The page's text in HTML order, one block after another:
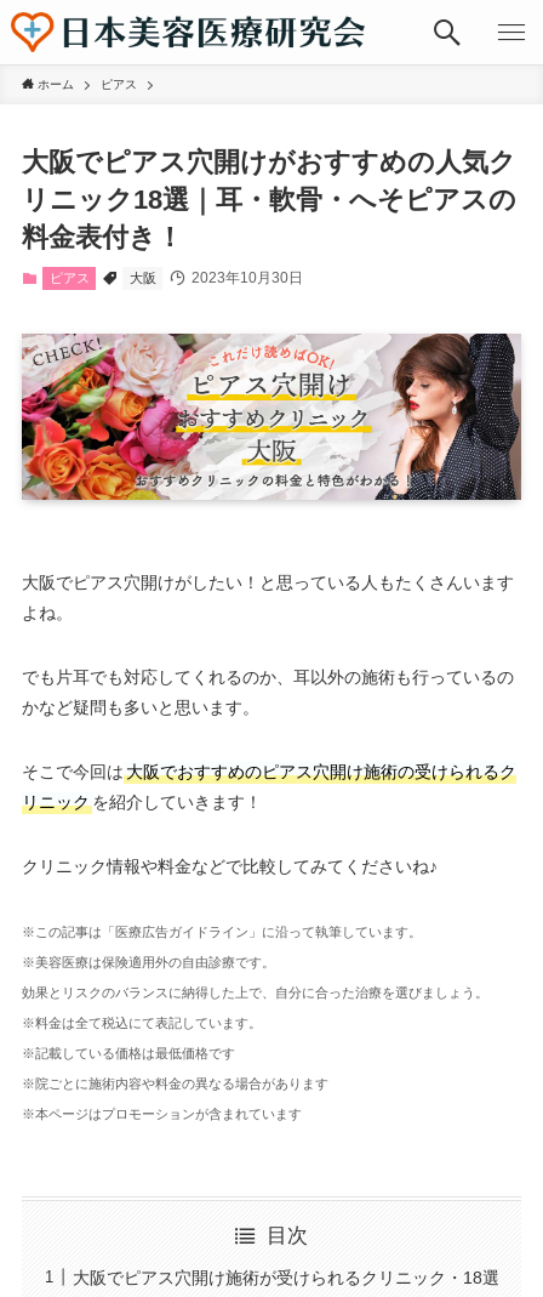
ホーム ピアス
大阪でピアス穴開けがおすすめの人気ク
リニック18選｜耳・軟骨・へそピアスの
料金表付き！
ピアス 大阪 2023年10月30日
大阪でピアス穴開けがしたい！と思っている人もたくさんいます
よね。
でも片耳でも対応してくれるのか、耳以外の施術も行っているの
かなど疑問も多いと思います。
そこで今回は大阪でおすすめのピアス穴開け施術の受けられるク
リニックを紹介していきます！
クリニック情報や料金などで比較してみてくださいね♪
※この記事は「医療広告ガイドライン」に沿って執筆しています。
※美容医療は保険適用外の自由診療です。
効果とリスクのバランスに納得した上で、自分に合った治療を選びましょう。
※料金は全て税込にて表記しています。
※記載している価格は最低価格です
※院ごとに施術内容や料金の異なる場合があります
※本ページはプロモーションが含まれています
目次
大阪でピアス穴開け施術が受けられるクリニック・18選